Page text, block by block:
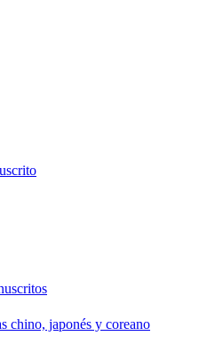
chino, japonés y coreano